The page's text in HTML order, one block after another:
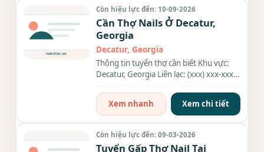
Còn hiệu lực đến: 10-09-2026
Cần Thợ Nails Ở Decatur,
Georgia
Decatur, Georgia
Thông tin tuyển thợ cần biết Khu vực:
Decatur, Georgia Liên lạc: (xxx) xxx-xxxx
Xem nhanh
Xem chi tiết
Còn hiệu lực đến: 09-03-2026
Tuyển Gấp Thợ Nail Tại